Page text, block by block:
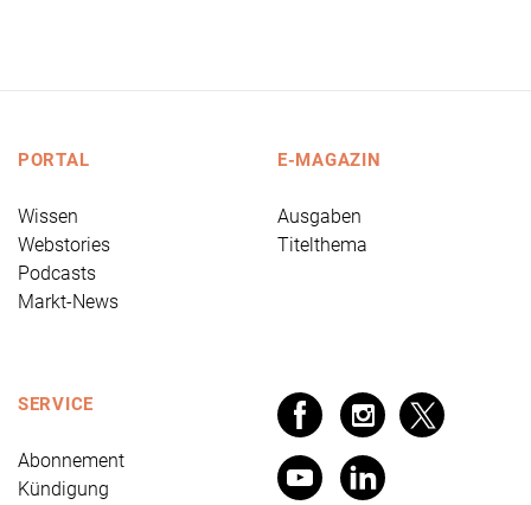
PORTAL
Wissen
Webstories
Podcasts
Markt-News
E-MAGAZIN
Ausgaben
Titelthema
SERVICE
Abonnement
Kündigung